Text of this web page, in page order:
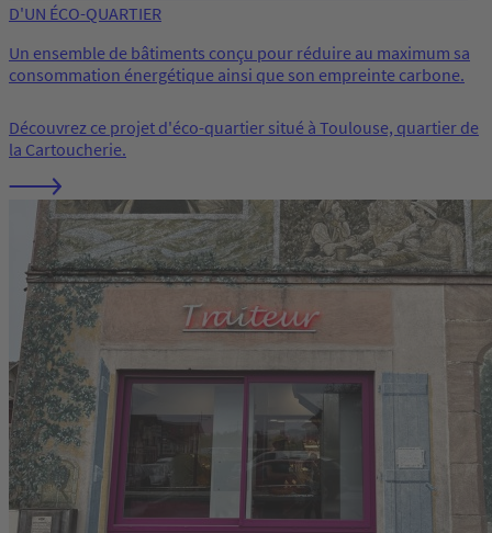
D'UN ÉCO-QUARTIER
Un ensemble de bâtiments conçu pour réduire au maximum sa
consommation énergétique ainsi que son empreinte carbone.
Découvrez ce projet d'éco-quartier situé à Toulouse, quartier de
la Cartoucherie.